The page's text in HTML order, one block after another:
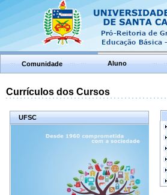
Comunidade Aluno
Currículos dos Cursos
UFSC